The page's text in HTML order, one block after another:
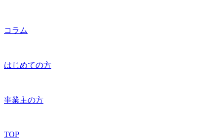
コラム
はじめての方
事業主の方
TOP